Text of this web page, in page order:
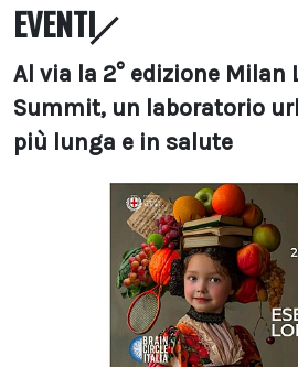
EVENTI
Al via la 2° edizione Milan
Summit, un laboratorio
più lunga e in salute